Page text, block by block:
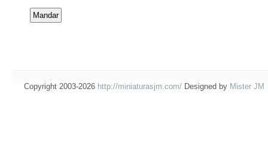
Copyright 2003-2026 http://miniaturasjm.com/ Designed by Mister JM